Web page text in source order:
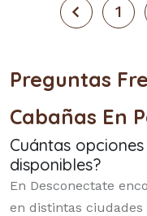
1
Preguntas
Cabañas En
Cuántas
disponibles?
En Desconectate
en distintas ciudades